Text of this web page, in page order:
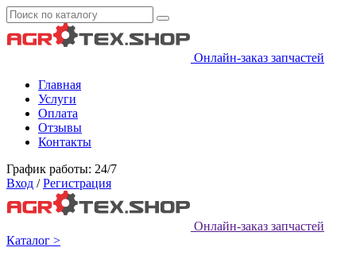
Онлайн-заказ запчастей
Главная
Услуги
Оплата
Отзывы
Контакты
График работы: 24/7
Вход / Регистрация
Онлайн-заказ запчастей
Каталог >